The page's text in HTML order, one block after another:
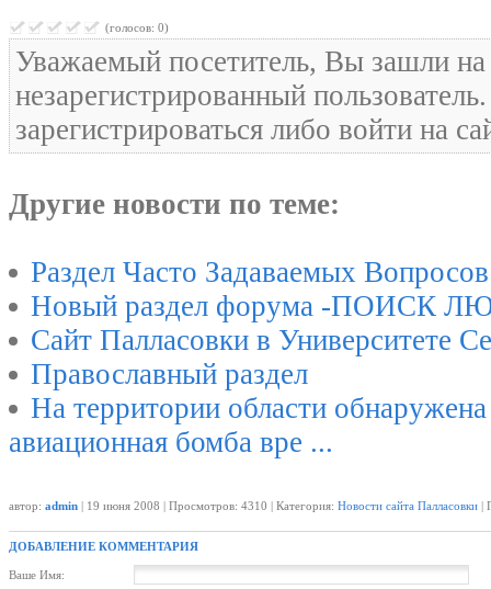
(голосов: 0)
Уважаемый посетитель, Вы зашли на
незарегистрированный
зарегистрироваться либо войти на
Другие новости по теме:
Раздел Часто Задаваемых Вопросов
Новый раздел форума -ПОИСК
Сайт Палласовки в Университете
Православный раздел
На территории области обнаружена
авиационная бомба вре ...
автор: admin | 19 июня 2008 | Просмотров: 4310 | Категория: Новости сайта Палласовки |
ДОБАВЛЕНИЕ КОММЕНТАРИЯ
Ваше Имя: